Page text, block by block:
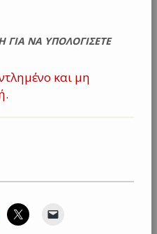
ΓΙΑ ΝΑ ΥΠΟΛΟΓΙΣΕΤΕ
και μη